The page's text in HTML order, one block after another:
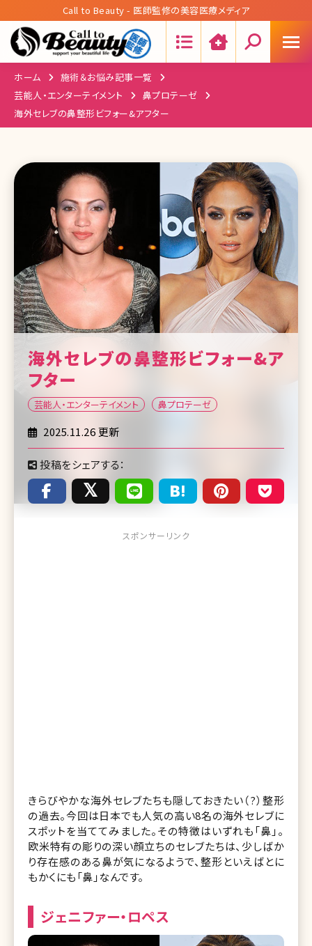
Call to Beauty - 医師監修の美容医療メディア
ホーム
施術＆お悩み記事一覧
芸能人・エンターテイメント
鼻プロテーゼ
海外セレブの鼻整形ビフォー&アフター
海外セレブの鼻整形ビフォー&ア
フター
芸能人・エンターテイメント 鼻プロテーゼ
2025.11.26 更新
投稿をシェアする：
スポンサーリンク
きらびやかな海外セレブたちも隠しておきたい（?）整形
の過去。今回は日本でも人気の高い8名の海外セレブに
スポットを当ててみました。その特徴はいずれも「鼻」。
欧米特有の彫りの深い顔立ちのセレブたちは、少しばか
り存在感のある鼻が気になるようで、整形といえばとに
もかくにも「鼻」なんです。
ジェニファー・ロペス